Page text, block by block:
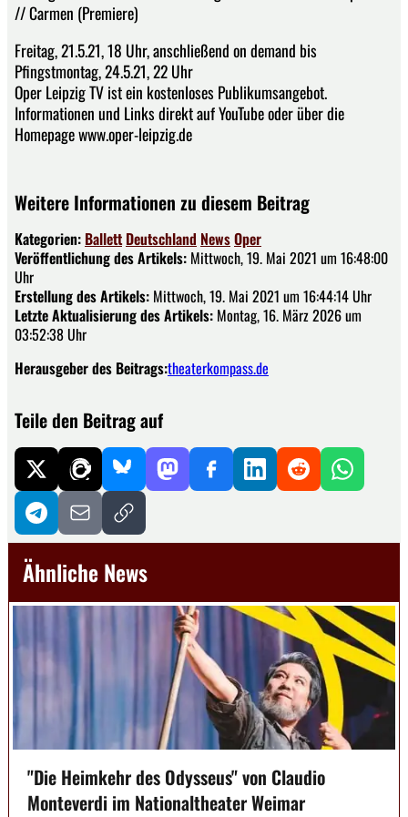
// Carmen (Premiere)
Freitag, 21.5.21, 18 Uhr, anschließend on demand bis
Pfingstmontag, 24.5.21, 22 Uhr
Oper Leipzig TV ist ein kostenloses Publikumsangebot.
Informationen und Links direkt auf YouTube oder über die
Homepage www.oper-leipzig.de
Weitere Informationen zu diesem Beitrag
Kategorien: Ballett Deutschland NewsOper
Veröffentlichung des Artikels: Mittwoch, 19. Mai 2021 um 16:48:00
Uhr
Erstellung des Artikels: Mittwoch, 19. Mai 2021 um 16:44:14 Uhr
Letzte Aktualisierung des Artikels: Montag, 16. März 2026 um
03:52:38 Uhr
Herausgeber des Beitrags:theaterkompass.de
Teile den Beitrag auf
Ähnliche News
"Die Heimkehr des Odysseus" von Claudio
Monteverdi im Nationaltheater Weimar